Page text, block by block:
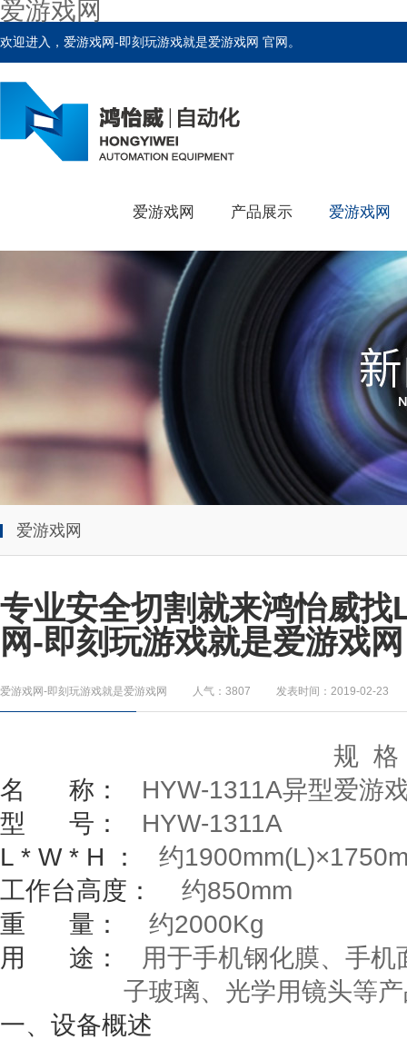
爱游戏网
欢迎进入，爱游戏网-即刻玩游戏就是爱游戏网 官网。
爱游戏网 产品展示 爱游戏网
爱游戏网
专业安全切割就来鸿怡威
网-即刻玩游戏就是爱游戏网
爱游戏网-即刻玩游戏就是爱游戏网 人气：3807 发表时间：2019-02-23
规
名
称： HYW-1311A异型爱游
型
号：
HYW-1311A
L * W * H
： 约1900mm(L)×
工作台高度：
约850mm
重
量： 约2000Kg
用
途：
用于手机钢化膜、手机
子玻璃、光学用镜头等
一、设备概述